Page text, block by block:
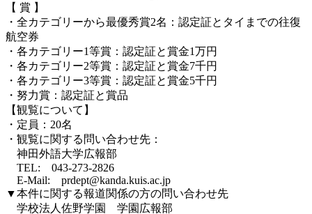
【 賞 】
・全カテゴリーから最優秀賞2名：認定証とタイまでの往復
航空券
・各カテゴリー1等賞：認定証と賞金1万円
・各カテゴリー2等賞：認定証と賞金7千円
・各カテゴリー3等賞：認定証と賞金5千円
・努力賞：認定証と賞品
【観覧について】
・定員：20名
・観覧に関する問い合わせ先：
神田外語大学広報部
TEL: 043-273-2826
E-Mail: prdept@kanda.kuis.ac.jp
▼本件に関する報道関係の方の問い合わせ先
学校法人佐野学園 学園広報部